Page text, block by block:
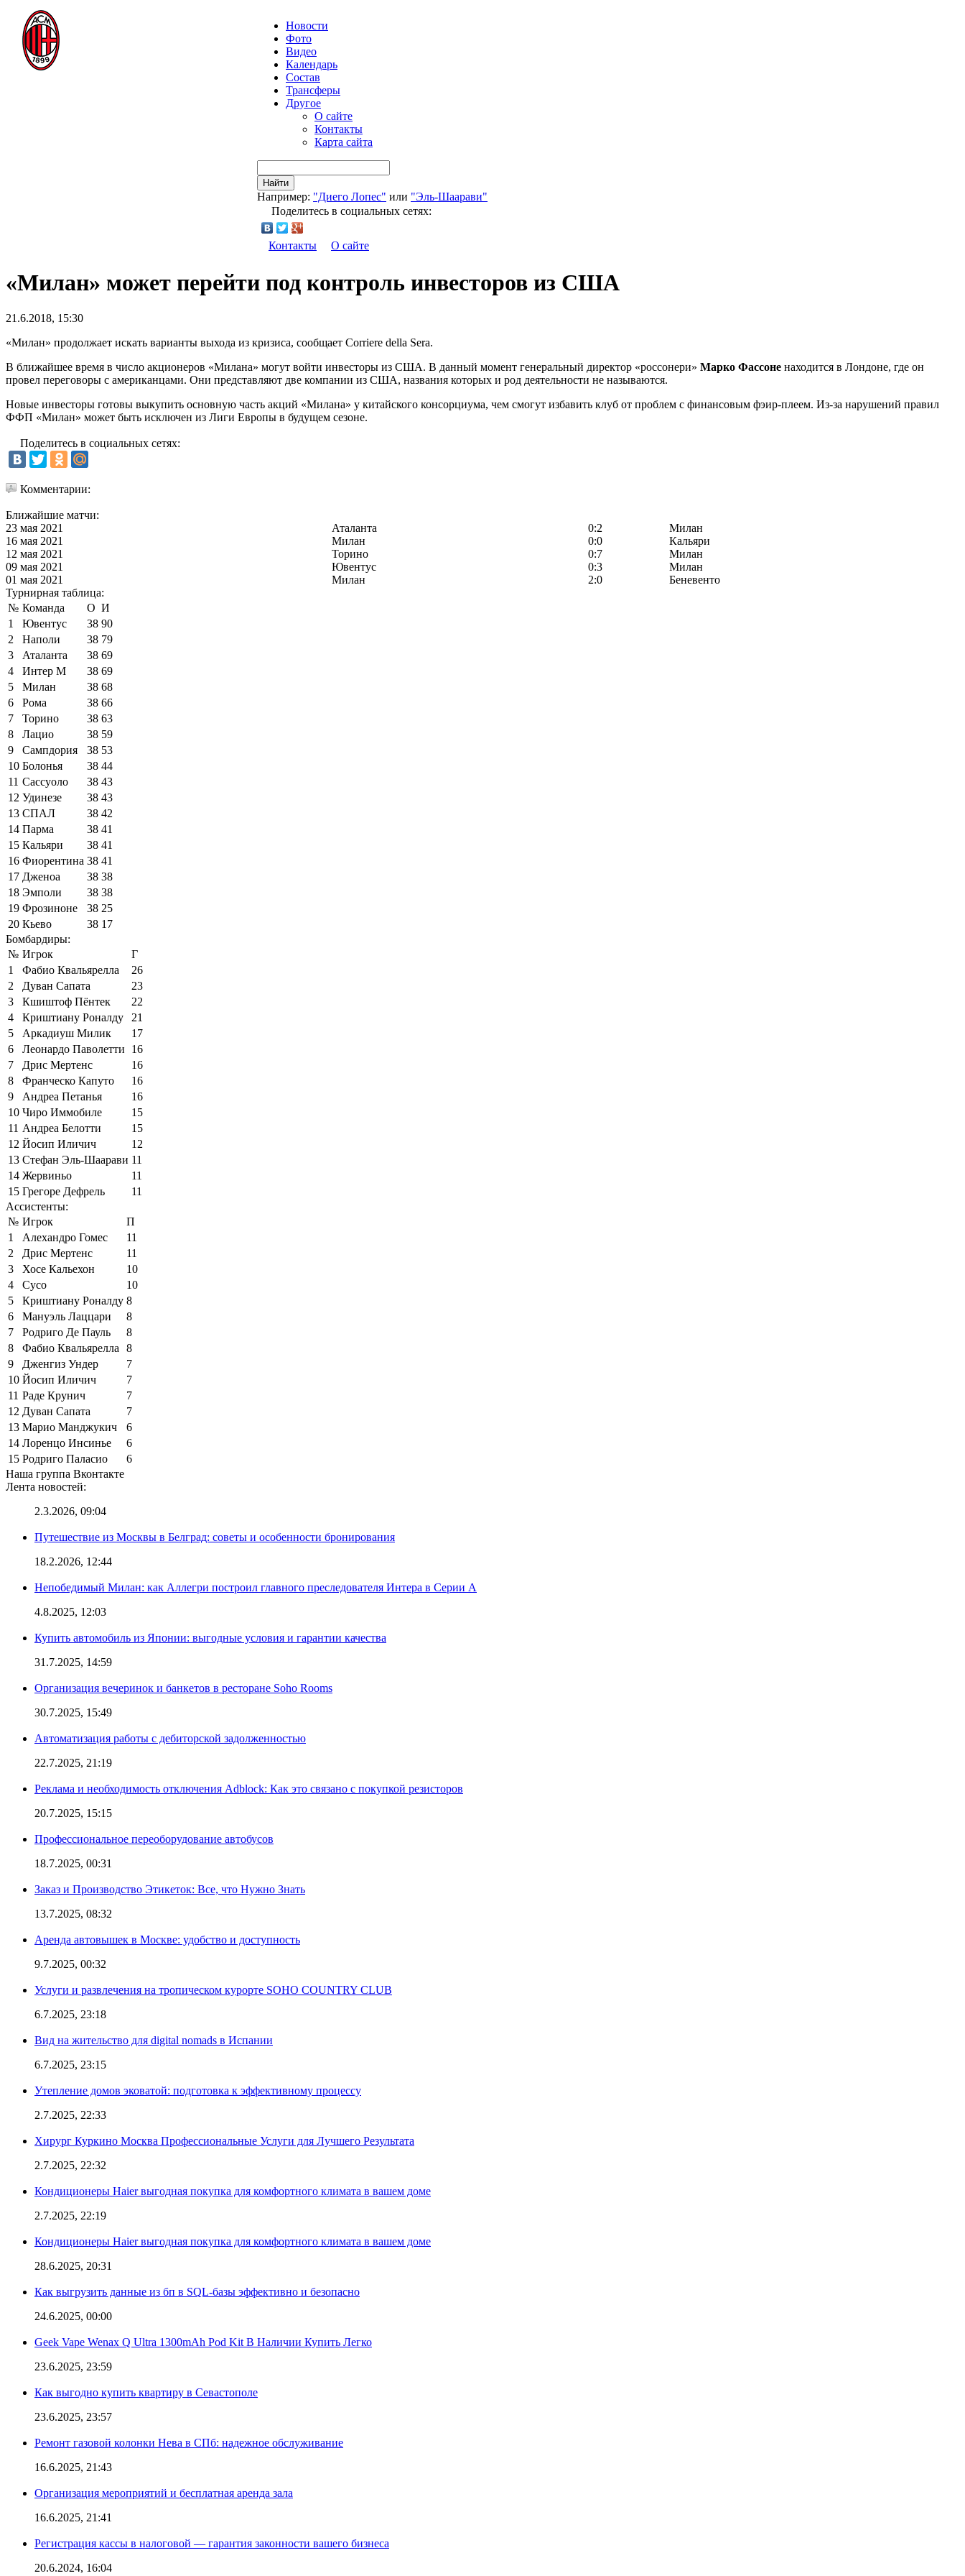
Новости
Фото
Видео
Календарь
Состав
Трансферы
Другое
О сайте
Контакты
Карта сайта
Найти
Например: "Диего Лопес" или "Эль-Шаарави"
Поделитесь в социальных сетях:
Контакты О сайте
«Милан» может перейти под контроль инвесторов из США
21.6.2018, 15:30
«Милан» продолжает искать варианты выхода из кризиса, сообщает Corriere della Sera.
В ближайшее время в число акционеров «Милана» могут войти инвесторы из США. В данный момент генеральный директор «россонери» Марко Фассоне находится в Лондоне, где он
провел переговоры с американцами. Они представляют две компании из США, названия которых и род деятельности не называются.
Новые инвесторы готовы выкупить основную часть акций «Милана» у китайского консорциума, чем смогут избавить клуб от проблем с финансовым фэир-плеем. Из-за нарушений правил
ФФП «Милан» может быть исключен из Лиги Европы в будущем сезоне.
Поделитесь в социальных сетях:
Комментарии:
Ближайшие матчи:
23 мая 2021
Аталанта 0:2
Милан
16 мая 2021
Милан 0:0
Кальяри
12 мая 2021
Торино 0:7
Милан
09 мая 2021
Ювентус 0:3
Милан
01 мая 2021
Милан 2:0
Беневенто
Турнирная таблица:
№ Команда О И
1
Ювентус 38 90
2
Наполи 38 79
3
Аталанта 38 69
4
Интер М 38 69
5
Милан 38 68
6
Рома 38 66
7
Торино 38 63
8
Лацио 38 59
9
Сампдория 38 53
10 Болонья 38 44
11 Сассуоло 38 43
12 Удинезе 38 43
13 СПАЛ 38 42
14 Парма 38 41
15 Кальяри 38 41
16 Фиорентина 38 41
17 Дженоа 38 38
18 Эмполи 38 38
19 Фрозиноне 38 25
20 Кьево 38 17
Бомбардиры:
№ Игрок
Г
1
Фабио Квальярелла
26
2
Дуван Сапата
23
3
Кшиштоф Пёнтек
22
4
Криштиану Роналду
21
5
Аркадиуш Милик
17
6
Леонардо Паволетти
16
7
Дрис Мертенс
16
8
Франческо Капуто
16
9
Андреа Петанья
16
10 Чиро Иммобиле
15
11 Андреа Белотти
15
12 Йосип Иличич
12
13 Стефан Эль-Шаарави 11
14 Жервиньо
11
15 Грегоре Дефрель
11
Ассистенты:
№ Игрок
П
1
Алехандро Гомес
11
2
Дрис Мертенс
11
3
Хосе Кальехон
10
4
Сусо
10
5
Криштиану Роналду 8
6
Мануэль Лаццари
8
7
Родриго Де Пауль
8
8
Фабио Квальярелла
8
9
Дженгиз Ундер
7
10 Йосип Иличич
7
11 Раде Крунич
7
12 Дуван Сапата
7
13 Марио Манджукич
6
14 Лоренцо Инсинье
6
15 Родриго Паласио
6
Наша группа Вконтакте
Лента новостей:
2.3.2026, 09:04
Путешествие из Москвы в Белград: советы и особенности бронирования
18.2.2026, 12:44
Непобедимый Милан: как Аллегри построил главного преследователя Интера в Серии А
4.8.2025, 12:03
Купить автомобиль из Японии: выгодные условия и гарантии качества
31.7.2025, 14:59
Организация вечеринок и банкетов в ресторане Soho Rooms
30.7.2025, 15:49
Автоматизация работы с дебиторской задолженностью
22.7.2025, 21:19
Реклама и необходимость отключения Adblock: Как это связано с покупкой резисторов
20.7.2025, 15:15
Профессиональное переоборудование автобусов
18.7.2025, 00:31
Заказ и Производство Этикеток: Все, что Нужно Знать
13.7.2025, 08:32
Аренда автовышек в Москве: удобство и доступность
9.7.2025, 00:32
Услуги и развлечения на тропическом курорте SOHO COUNTRY CLUB
6.7.2025, 23:18
Вид на жительство для digital nomads в Испании
6.7.2025, 23:15
Утепление домов эковатой: подготовка к эффективному процессу
2.7.2025, 22:33
Хирург Куркино Москва Профессиональные Услуги для Лучшего Результата
2.7.2025, 22:32
Кондиционеры Haier выгодная покупка для комфортного климата в вашем доме
2.7.2025, 22:19
Кондиционеры Haier выгодная покупка для комфортного климата в вашем доме
28.6.2025, 20:31
Как выгрузить данные из бп в SQL-базы эффективно и безопасно
24.6.2025, 00:00
Geek Vape Wenax Q Ultra 1300mAh Pod Kit В Наличии Купить Легко
23.6.2025, 23:59
Как выгодно купить квартиру в Севастополе
23.6.2025, 23:57
Ремонт газовой колонки Нева в СПб: надежное обслуживание
16.6.2025, 21:43
Организация мероприятий и бесплатная аренда зала
16.6.2025, 21:41
Регистрация кассы в налоговой — гарантия законности вашего бизнеса
20.6.2024, 16:04